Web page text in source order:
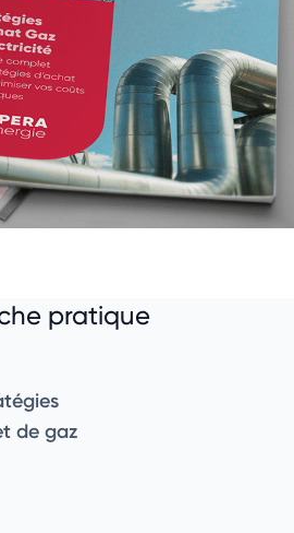
pratique
de gaz